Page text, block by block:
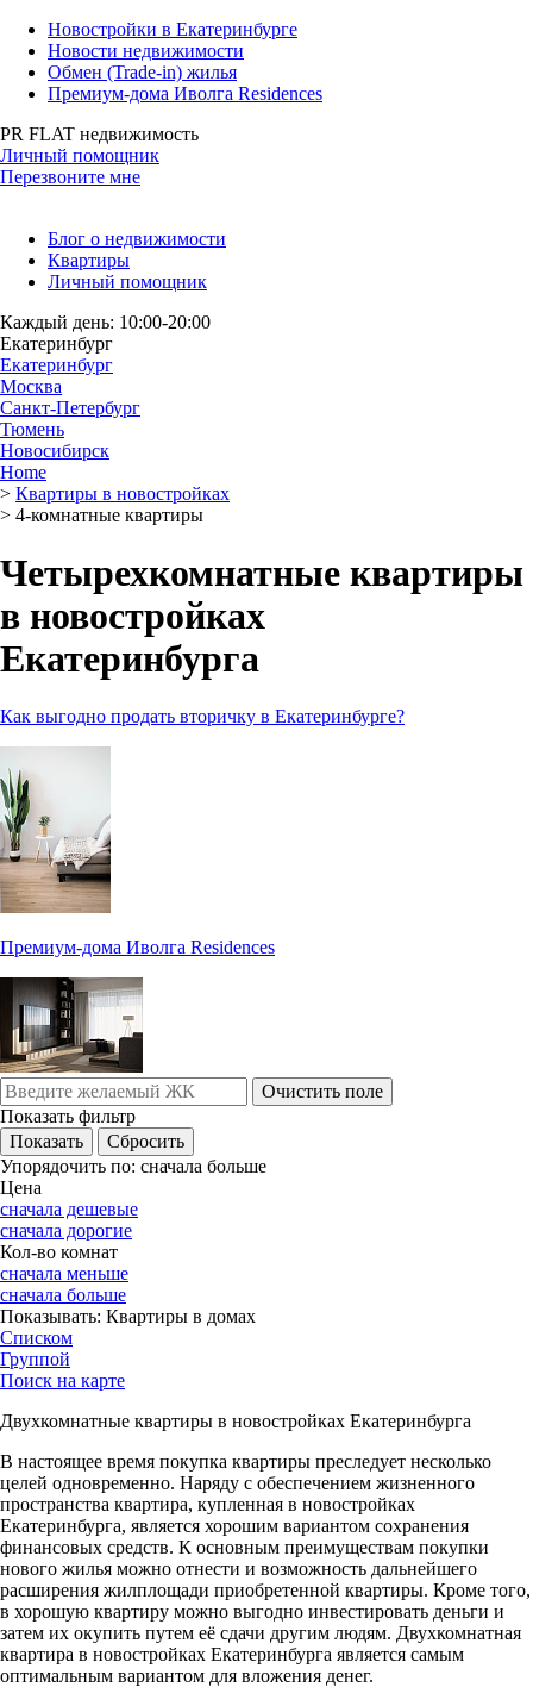
Новостройки в Екатеринбурге
Новости недвижимости
Обмен (Trade-in) жилья
Премиум-дома Иволга Residences
PR FLAT недвижимость
Личный помощник
Перезвоните мне
Блог о недвижимости
Квартиры
Личный помощник
Каждый день: 10:00-20:00
Екатеринбург
Екатеринбург
Москва
Санкт-Петербург
Тюмень
Новосибирск
Home
> Квартиры в новостройках
> 4-комнатные квартиры
Четырехкомнатные квартиры
в новостройках
Екатеринбурга
Как выгодно продать вторичку в Екатеринбурге?
Премиум-дома Иволга Residences
Очистить поле
Показать фильтр
Упорядочить по: сначала больше
Цена
сначала дешевые
сначала дорогие
Кол-во комнат
сначала меньше
сначала больше
Показывать: Квартиры в домах
Списком
Группой
Поиск на карте
Двухкомнатные квартиры в новостройках Екатеринбурга
В настоящее время покупка квартиры преследует несколько
целей одновременно. Наряду с обеспечением жизненного
пространства квартира, купленная в новостройках
Екатеринбурга, является хорошим вариантом сохранения
финансовых средств. К основным преимуществам покупки
нового жилья можно отнести и возможность дальнейшего
расширения жилплощади приобретенной квартиры. Кроме того,
в хорошую квартиру можно выгодно инвестировать деньги и
затем их окупить путем её сдачи другим людям. Двухкомнатная
квартира в новостройках Екатеринбурга является самым
оптимальным вариантом для вложения денег.